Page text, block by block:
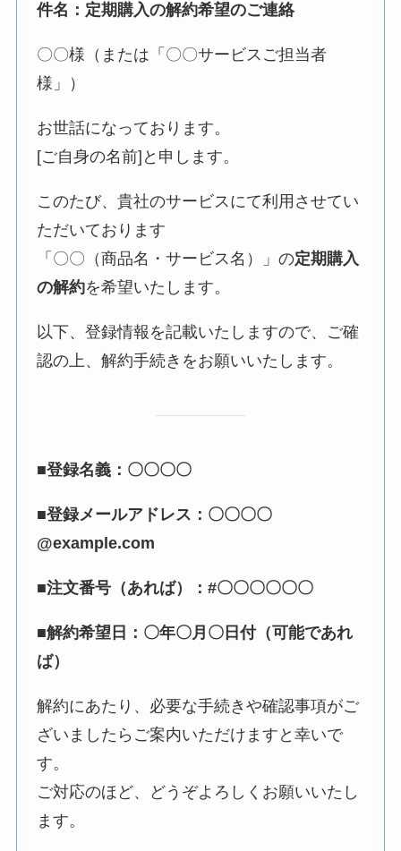
件名：定期購入の解約希望のご連絡
〇〇様（または「〇〇サービスご担当者
様」）
お世話になっております。
[ご自身の名前]と申します。
このたび、貴社のサービスにて利用させてい
ただいております
「〇〇（商品名・サービス名）」の定期購入
の解約を希望いたします。
以下、登録情報を記載いたしますので、ご確
認の上、解約手続きをお願いいたします。
■登録名義：〇〇〇〇
■登録メールアドレス：〇〇〇〇
@example.com
■注文番号（あれば）：#〇〇〇〇〇〇
■解約希望日：〇年〇月〇日付（可能であれ
ば）
解約にあたり、必要な手続きや確認事項がご
ざいましたらご案内いただけますと幸いで
す。
ご対応のほど、どうぞよろしくお願いいたし
ます。